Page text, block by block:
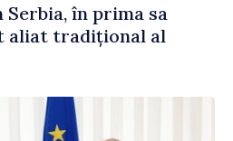
Serbia, în prima sa
aliat tradițional al